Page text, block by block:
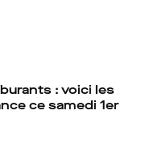
: voici les
ce samedi 1er